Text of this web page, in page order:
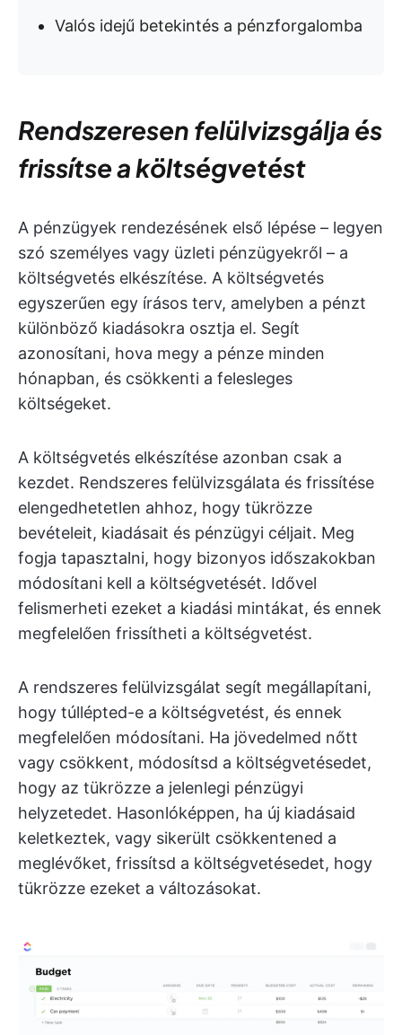
Valós idejű betekintés a pénzforgalomba
Rendszeresen felülvizsgálja és
frissítse a költségvetést
A pénzügyek rendezésének első lépése – legyen
szó személyes vagy üzleti pénzügyekről – a
költségvetés elkészítése. A költségvetés
egyszerűen egy írásos terv, amelyben a pénzt
különböző kiadásokra osztja el. Segít
azonosítani, hova megy a pénze minden
hónapban, és csökkenti a felesleges
költségeket.
A költségvetés elkészítése azonban csak a
kezdet. Rendszeres felülvizsgálata és frissítése
elengedhetetlen ahhoz, hogy tükrözze
bevételeit, kiadásait és pénzügyi céljait. Meg
fogja tapasztalni, hogy bizonyos időszakokban
módosítani kell a költségvetését. Idővel
felismerheti ezeket a kiadási mintákat, és ennek
megfelelően frissítheti a költségvetést.
A rendszeres felülvizsgálat segít megállapítani,
hogy túllépted-e a költségvetést, és ennek
megfelelően módosítani. Ha jövedelmed nőtt
vagy csökkent, módosítsd a költségvetésedet,
hogy az tükrözze a jelenlegi pénzügyi
helyzetedet. Hasonlóképpen, ha új kiadásaid
keletkeztek, vagy sikerült csökkentened a
meglévőket, frissítsd a költségvetésedet, hogy
tükrözze ezeket a változásokat.